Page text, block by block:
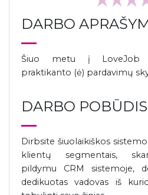
DARBO
Šiuo metu į LoveJob
praktikanto (ė) pardavimų
DARBO POBŪDIS
Dirbsite šiuolaikiškos
klientų segmentais,
pildymu CRM sistemoje,
dedikuotas vadovas iš